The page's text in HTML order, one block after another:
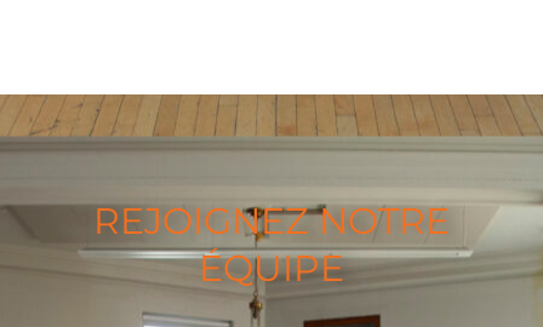
REJOIGNEZ NOTRE
ÉQUIPE